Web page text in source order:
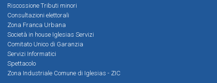
Riscossione Tributi minori
Consultazioni elettorali
Zona Franca Urbana
Società in house Iglesias Servizi
Comitato Unico di Garanzia
Servizi Informatici
Spettacolo
Zona Industriale Comune di Iglesias - ZIC